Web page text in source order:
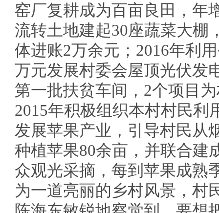
窑厂复耕成为百亩良田，年
流转土地建起30座蔬菜大棚
体进账2万余元；2016年利
万元发展村委会屋顶光伏发
第一批扶贫车间，2个项目
2015年积极组织本村村民利
发展苹果产业，引导村民从
种植苹果80余亩，并联合建
众观光采摘，每到苹果成熟
为一道亮丽的乡村风景，村